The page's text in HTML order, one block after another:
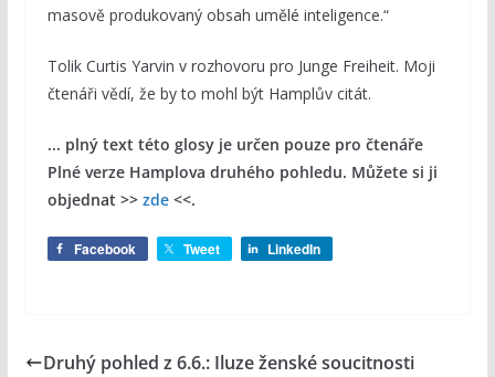
masově produkovaný obsah umělé inteligence.“
Tolik Curtis Yarvin v rozhovoru pro Junge Freiheit. Moji
čtenáři vědí, že by to mohl být Hamplův citát.
... plný text této glosy je určen pouze pro čtenáře
Plné verze Hamplova druhého pohledu. Můžete si ji
objednat >> zde<<.
Facebook Tweet LinkedIn
Druhý pohled z 6.6.: Iluze ženské soucitnosti